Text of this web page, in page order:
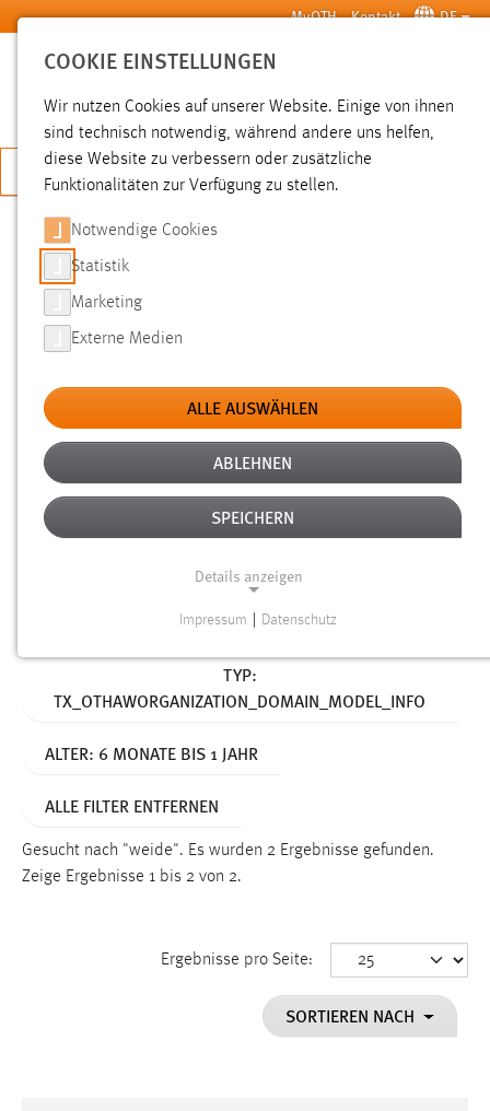
Zum Hauptinhalt springen MyOTH Kontakt DE
SUCHE
JETZT BEWERBEN
SUCHE
FILTER
Typ
Erstellungsdatum
Alter
TYP:
TX_OTHAWORGANIZATION_DOMAIN_MODEL_INFO
ALTER: 6 MONATE BIS 1 JAHR
ALLE FILTER ENTFERNEN
Gesucht nach "weide". Es wurden 2 Ergebnisse gefunden.
Zeige Ergebnisse 1 bis 2 von 2.
Ergebnisse pro Seite:
SORTIEREN NACH
COOKIE EINSTELLUNGEN
Wir nutzen Cookies auf unserer Website. Einige von ihnen
sind technisch notwendig, während andere uns helfen,
diese Website zu verbessern oder zusätzliche
Funktionalitäten zur Verfügung zu stellen.
Notwendige Cookies
Statistik
Marketing
Externe Medien
ALLE AUSWÄHLEN
ABLEHNEN
SPEICHERN
Details anzeigen
Notwendige Cookies ermöglichen grundlegende
Funktionen und sind für die einwandfreie Funktion der
cookie_consent
Zweck:
Cookie Laufzeit:
Impressum Datenschutz